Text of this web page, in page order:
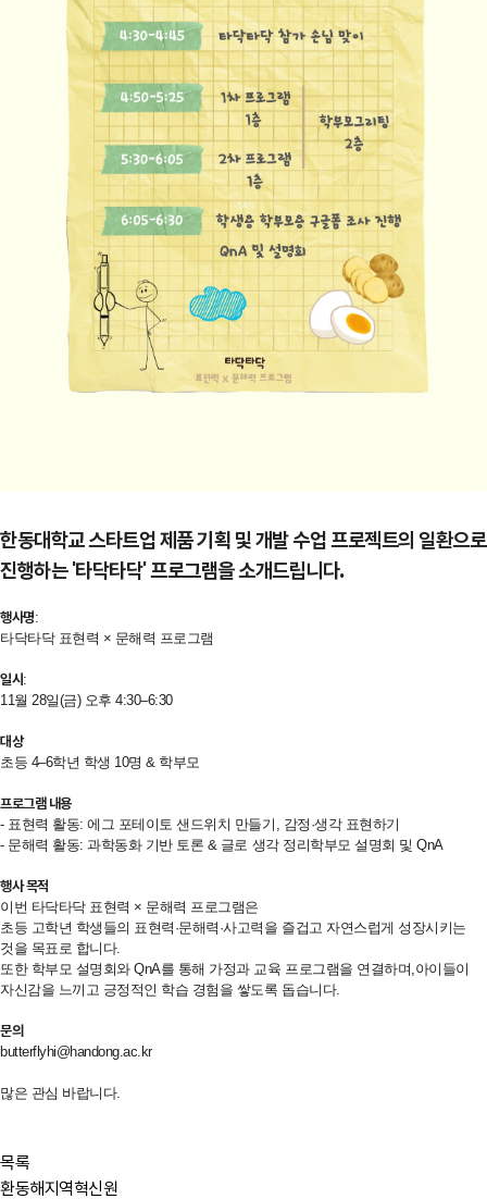
한동대학교 스타트업 제품 기획 및 개발 수업 프로젝트의 일환으로
진행하는 '타닥타닥' 프로그램을 소개드립니다.
행사명:
타닥타닥 표현력 × 문해력 프로그램
일시:
11월 28일(금) 오후 4:30–6:30
대상
초등 4–6학년 학생 10명 & 학부모
프로그램 내용
- 표현력 활동: 에그 포테이토 샌드위치 만들기, 감정·생각 표현하기
- 문해력 활동: 과학동화 기반 토론 & 글로 생각 정리학부모 설명회 및 QnA
행사 목적
이번 타닥타닥 표현력 × 문해력 프로그램은
초등 고학년 학생들의 표현력·문해력·사고력을 즐겁고 자연스럽게 성장시키는
것을 목표로 합니다.
또한 학부모 설명회와 QnA를 통해 가정과 교육 프로그램을 연결하며,아이들이
자신감을 느끼고 긍정적인 학습 경험을 쌓도록 돕습니다.
문의
butterflyhi@handong.ac.kr
많은 관심 바랍니다.
목록
환동해지역혁신원